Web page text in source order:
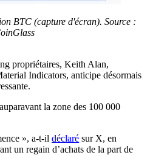
BTC (capture d'écran). Source :
propriétaires, Keith Alan,
Indicators, anticipe désormais
la zone des 100 000
», a-t-il déclaré sur X, en
un regain d’achats de la part de